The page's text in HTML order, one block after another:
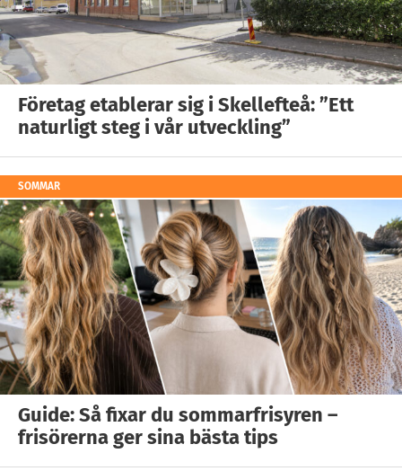
Företag etablerar sig i Skellefteå: ”Ett
naturligt steg i vår utveckling”
SOMMAR
Guide: Så fixar du sommarfrisyren –
frisörerna ger sina bästa tips